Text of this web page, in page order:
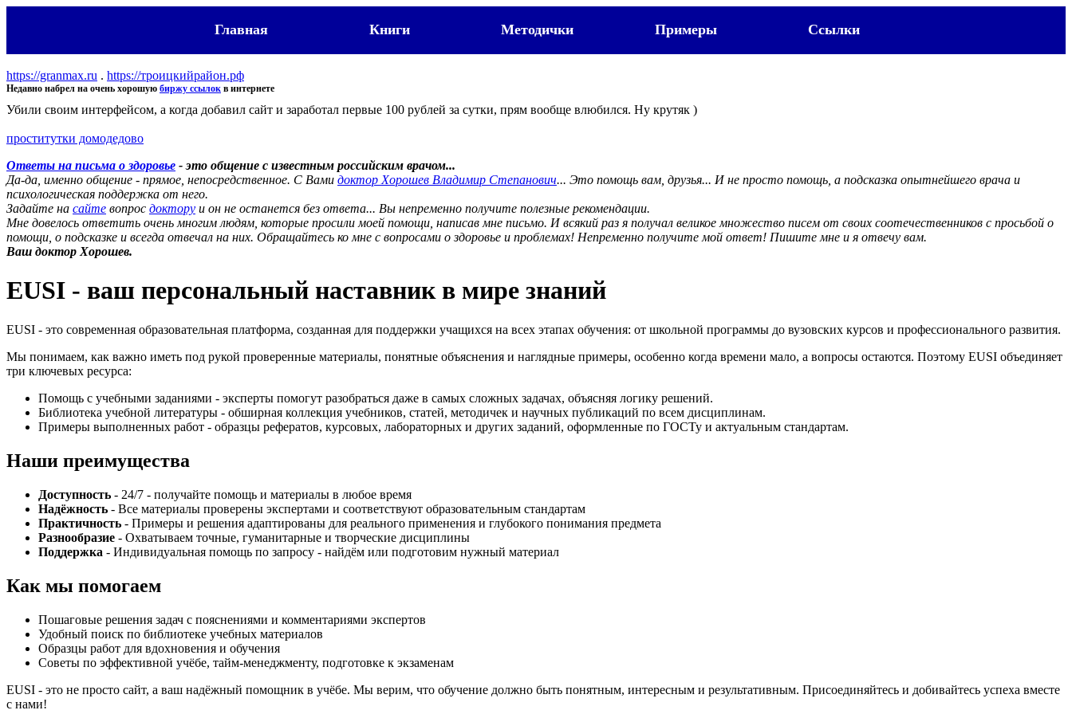
Главная Книги Методички Примеры Ссылки
https://granmax.ru . https://троицкийрайон.рф
Недавно набрел на очень хорошую биржу ссылок в интернете
Убили своим интерфейсом, а когда добавил сайт и заработал первые 100 рублей за сутки, прям вообще влюбился. Ну крутяк )
проститутки домодедово
Ответы на письма о здоровье - это общение с известным российским врачом...
Да-да, именно общение - прямое, непосредственное. С Вами доктор Хорошев Владимир Степанович... Это помощь вам, друзья... И не просто помощь, а подсказка опытнейшего врача и
психологическая поддержка от него.
Задайте на сайте вопрос доктору и он не останется без ответа... Вы непременно получите полезные рекомендации.
Мне довелось ответить очень многим людям, которые просили моей помощи, написав мне письмо. И всякий раз я получал великое множество писем от своих соотечественников с просьбой о
помощи, о подсказке и всегда отвечал на них. Обращайтесь ко мне с вопросами о здоровье и проблемах! Непременно получите мой ответ! Пишите мне и я отвечу вам.
Ваш доктор Хорошев.
EUSI - ваш персональный наставник в мире знаний
EUSI - это современная образовательная платформа, созданная для поддержки учащихся на всех этапах обучения: от школьной программы до вузовских курсов и профессионального развития.
Мы понимаем, как важно иметь под рукой проверенные материалы, понятные объяснения и наглядные примеры, особенно когда времени мало, а вопросы остаются. Поэтому EUSI объединяет
три ключевых ресурса:
Помощь с учебными заданиями - эксперты помогут разобраться даже в самых сложных задачах, объясняя логику решений.
Библиотека учебной литературы - обширная коллекция учебников, статей, методичек и научных публикаций по всем дисциплинам.
Примеры выполненных работ - образцы рефератов, курсовых, лабораторных и других заданий, оформленные по ГОСТу и актуальным стандартам.
Наши преимущества
Доступность - 24/7 - получайте помощь и материалы в любое время
Надёжность - Все материалы проверены экспертами и соответствуют образовательным стандартам
Практичность - Примеры и решения адаптированы для реального применения и глубокого понимания предмета
Разнообразие - Охватываем точные, гуманитарные и творческие дисциплины
Поддержка - Индивидуальная помощь по запросу - найдём или подготовим нужный материал
Как мы помогаем
Пошаговые решения задач с пояснениями и комментариями экспертов
Удобный поиск по библиотеке учебных материалов
Образцы работ для вдохновения и обучения
Советы по эффективной учёбе, тайм-менеджменту, подготовке к экзаменам
EUSI - это не просто сайт, а ваш надёжный помощник в учёбе. Мы верим, что обучение должно быть понятным, интересным и результативным. Присоединяйтесь и добивайтесь успеха вместе
с нами!